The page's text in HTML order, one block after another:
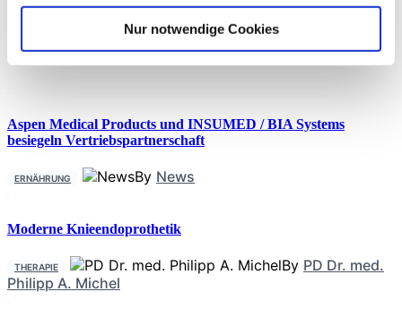
Nur notwendige Cookies
achtsamkeitsbasierter Therapie (MBT) und kognitiver
Verhaltenstherapie (CBT) verglichen. Die Studie ergab, dass
beide Behandlungsformen nach 6 und 12 Monaten zu
Verbesserungen
Neueste Beiträge
Aspen Medical Products und INSUMED / BIA Systems
besiegeln Vertriebspartnerschaft
ERNÄHRUNG By News
Moderne Knieendoprothetik
THERAPIE By PD Dr. med.
Philipp A. Michel